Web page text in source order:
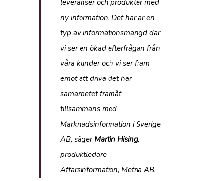
leveranser och produkter med
ny information. Det här är en
typ av informationsmängd där
vi ser en ökad efterfrågan från
våra kunder och vi ser fram
emot att driva det här
samarbetet framåt
tillsammans med
Marknadsinformation i Sverige
AB, säger Martin Hising,
produktledare
Affärsinformation, Metria AB.